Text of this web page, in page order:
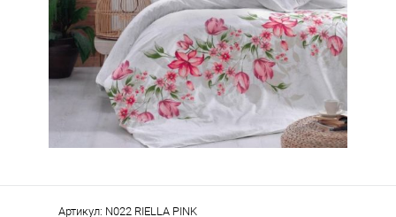
Артикул: N022 RIELLA PINK